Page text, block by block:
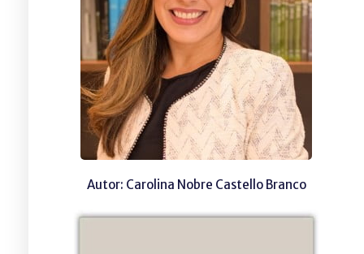
Autor: Carolina Nobre Castello Branco